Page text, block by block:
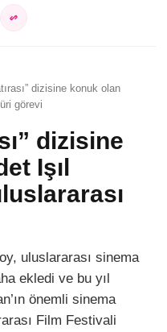
dizisine konuk olan
görevi
dizisine
Işıl
uluslararası sinema
ekledi ve bu yıl
önemli sinema
Film Festivali